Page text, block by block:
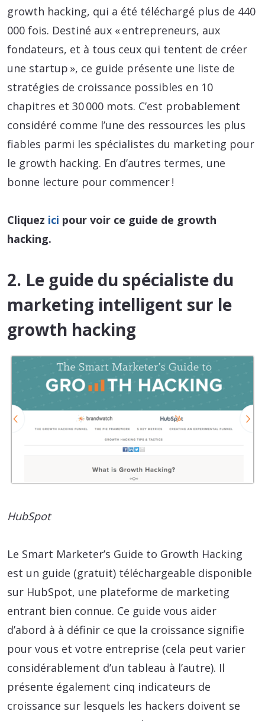
growth hacking, qui a été téléchargé plus de 440
000 fois. Destiné aux « entrepreneurs, aux
fondateurs, et à tous ceux qui tentent de créer
une startup », ce guide présente une liste de
stratégies de croissance possibles en 10
chapitres et 30 000 mots. C’est probablement
considéré comme l’une des ressources les plus
fiables parmi les spécialistes du marketing pour
le growth hacking. En d’autres termes, une
bonne lecture pour commencer !
Cliquez ici pour voir ce guide de growth
hacking.
2. Le guide du spécialiste du
marketing intelligent sur le
growth hacking
HubSpot
Le Smart Marketer’s Guide to Growth Hacking
est un guide (gratuit) téléchargeable disponible
sur HubSpot, une plateforme de marketing
entrant bien connue. Ce guide vous aider
d’abord à à définir ce que la croissance signifie
pour vous et votre entreprise (cela peut varier
considérablement d’un tableau à l’autre). Il
présente également cinq indicateurs de
croissance sur lesquels les hackers doivent se